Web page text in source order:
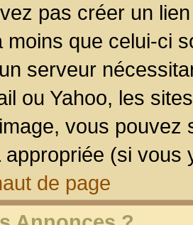
pas créer un
moins que celui-ci
serveur
ou Yahoo, les
vous pouvez
appropriée (si vous
de page